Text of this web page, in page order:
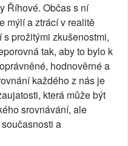
Říhové. Občas s ní
mýlí a ztrácí v realitě
prožitými zkušenostmi,
tak, aby to bylo k
hodnověrné a
každého z nás je
která může být
srovnávání, ale
a